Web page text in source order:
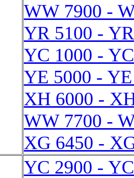
WW 7900 -
YR 5100 -
YC 1000 -
YE 5000 -
XH 6000 -
WW 7700 -
XG 6450 -
YC 2900 -